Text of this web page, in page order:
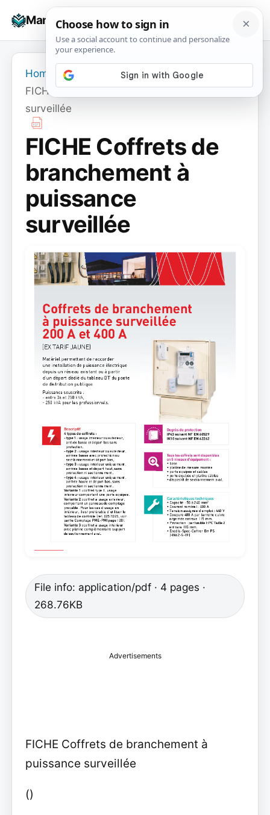
Manuals+
☰
Home
FICHE Coffrets de branchement à puissance
surveillée
FICHE Coffrets de
branchement à
puissance
surveillée
File info: application/pdf · 4 pages ·
268.76KB
Advertisements
FICHE Coffrets de branchement à
puissance surveillée
()